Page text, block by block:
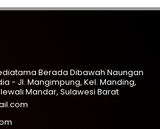
Berada Dibawah Naungan
- Jl. Mangimpung, Kel. Manding,
Mandar, Sulawesi Barat